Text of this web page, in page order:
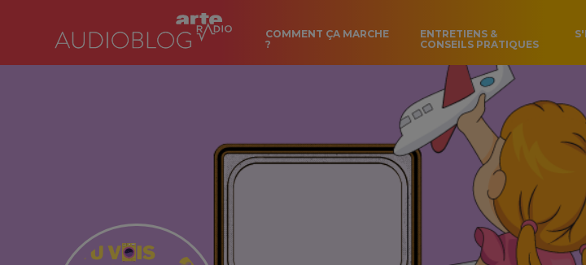
COMMENT ÇA MARCHE
?
ENTRETIENS &
CONSEILS PRATIQUES